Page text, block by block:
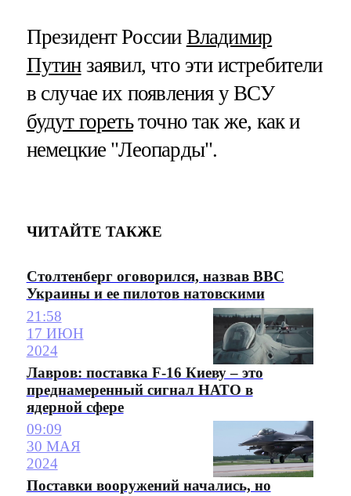
Президент России Владимир
Путинзаявил, что эти истребители
в случае их появления у ВСУ
будут горетьточно так же, как и
немецкие "Леопарды".
ЧИТАЙТЕ ТАКЖЕ
Столтенберг оговорился, назвав ВВС
Украины и ее пилотов натовскими
21:58
17 ИЮН
2024
Лавров: поставка F-16 Киеву – это
преднамеренный сигнал НАТО в
ядерной сфере
09:09
30 МАЯ
2024
Поставки вооружений начались, но